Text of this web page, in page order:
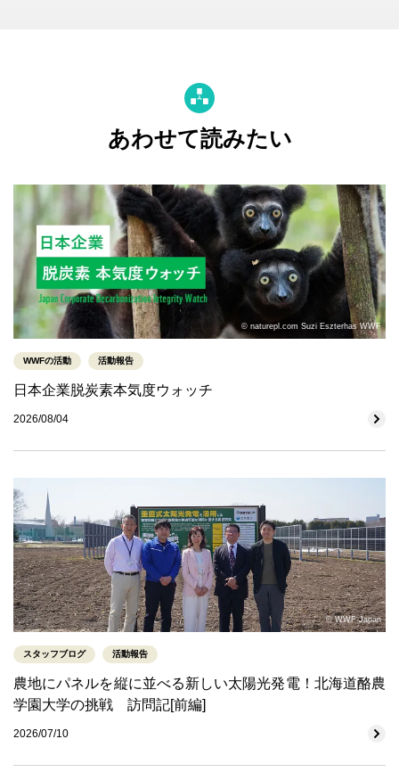
あわせて読みたい
© naturepl.com Suzi Eszterhas WWF
WWFの活動 活動報告
日本企業脱炭素本気度ウォッチ
2026/08/04
© WWF-Japan
スタッフブログ 活動報告
農地にパネルを縦に並べる新しい太陽光発電！北海道酪農
学園大学の挑戦 訪問記[前編]
2026/07/10